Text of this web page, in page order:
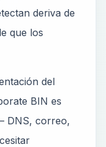
deriva de
que los
del
BIN es
DNS, correo,